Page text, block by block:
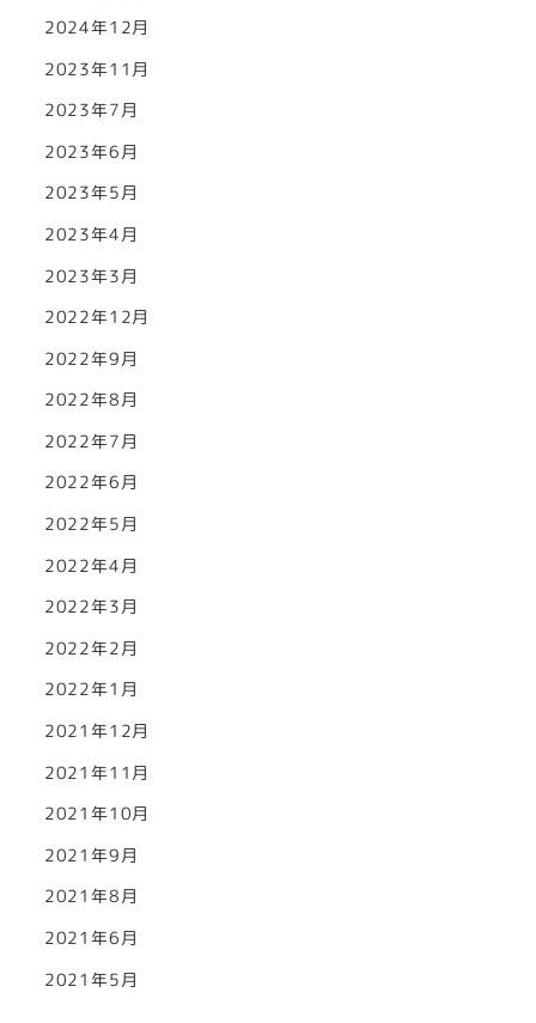
2024年12月
2023年11月
2023年7月
2023年6月
2023年5月
2023年4月
2023年3月
2022年12月
2022年9月
2022年8月
2022年7月
2022年6月
2022年5月
2022年4月
2022年3月
2022年2月
2022年1月
2021年12月
2021年11月
2021年10月
2021年9月
2021年8月
2021年6月
2021年5月